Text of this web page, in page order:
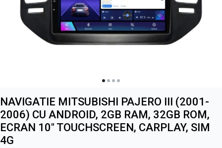
NAVIGATIE MITSUBISHI PAJERO III (2001-
2006) CU ANDROID, 2GB RAM, 32GB ROM,
ECRAN 10" TOUCHSCREEN, CARPLAY, SIM
4G